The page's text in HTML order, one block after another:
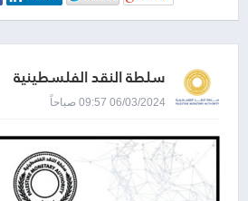
سلطة النقد الفلسطينية
06/03/2024 09:57 صباحاً